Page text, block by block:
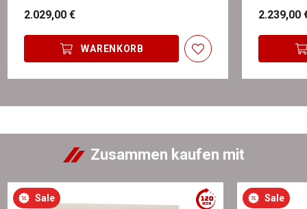
2.029,00 €
WARENKORB
2.239,00
Zusammen kaufen mit
Sale Sale